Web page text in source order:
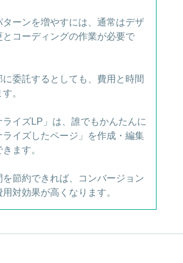
ターンを増やすには、通常はデザ
とコーディングの作業が必要で
に委託するとしても、費用と時間
。
ライズLP」は、誰でもかんたんに
ライズしたページ」を作成・編集
ます。
を節約できれば、コンバージョン
対効果が高くなります。